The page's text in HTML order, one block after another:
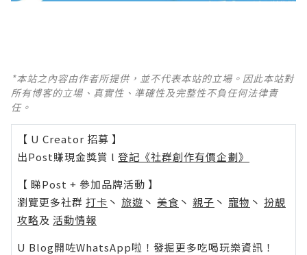
*本站之內容由作者所提供，並不代表本站的立場。因此本站對
所有博客的立場、真實性、準確性及完整性不負任何法律責
任。
【 U Creator 招募 】
出Post賺現金獎賞 l 登記《社群創作有價企劃》
【 睇Post + 參加品牌活動 】
瀏覽更多社群 打卡 丶 旅遊 丶 美食 丶 親子 丶 寵物 丶 扮靚
攻略及 活動情報
U Blog開咗WhatsApp啦！發掘更多吃喝玩樂資訊！